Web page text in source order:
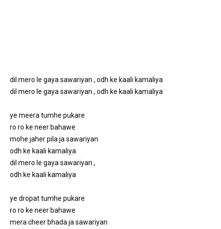
dil mero le gaya sawariyan , odh ke kaali kamaliya
dil mero le gaya sawariyan , odh ke kaali kamaliya
ye meera tumhe pukare
ro ro ke neer bahawe
mohe jaher pila ja sawariyan
odh ke kaali kamaliya
dil mero le gaya sawariyan ,
odh ke kaali kamaliya
ye dropat tumhe pukare
ro ro ke neer bahawe
mera cheer bhada ja sawariyan